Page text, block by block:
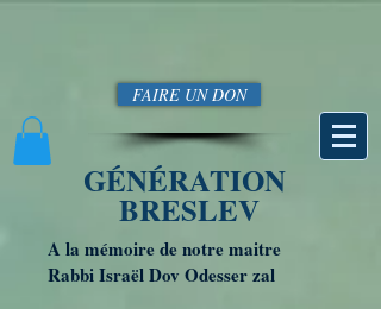
FAIRE UN DON
GÉNÉRATION
BRESLEV
A la mémoire de notre maitre
Rabbi Israël Dov Odesser zal